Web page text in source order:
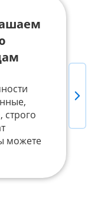
строго
можете
Next